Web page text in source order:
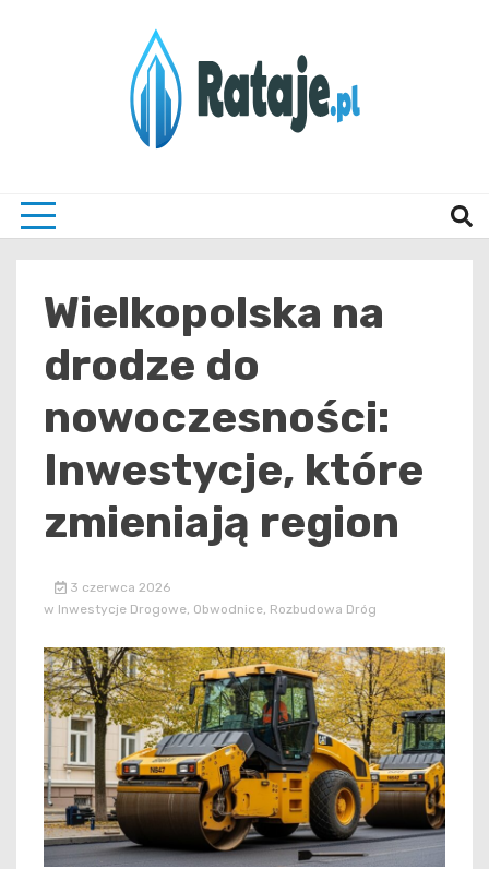
Wielkopolska na
drodze do
nowoczesności:
Inwestycje, które
zmieniają region
3 czerwca 2026
w Inwestycje Drogowe, Obwodnice, Rozbudowa Dróg